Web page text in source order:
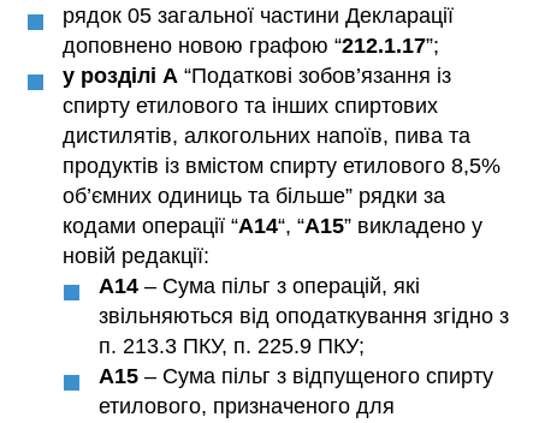
рядок 05 загальної частини Декларації
доповнено новою графою “212.1.17”;
у розділі А “Податкові зобов’язання із
спирту етилового та інших спиртових
дистилятів, алкогольних напоїв, пива та
продуктів із вмістом спирту етилового 8,5%
об’ємних одиниць та більше” рядки за
кодами операції “А14“, “А15” викладено у
новій редакції:
А14 – Сума пільг з операцій, які
звільняються від оподаткування згідно з
п. 213.3 ПКУ, п. 225.9 ПКУ;
А15 – Сума пільг з відпущеного спирту
етилового, призначеного для